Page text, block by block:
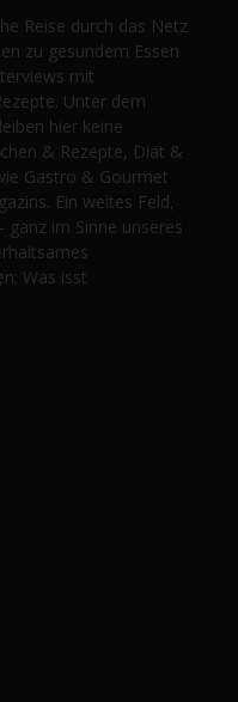
Reise durch das Netz
zu gesundem Essen
mit
Unter dem
hier keine
& Rezepte, Diät &
Gastro & Gourmet
Ein weites Feld,
im Sinne unseres
Was isst